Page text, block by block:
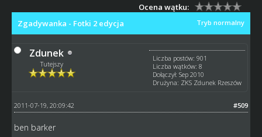
Ocena wątku:
Tryb normalny
Zgadywanka - Fotki 2 edycja
Zdunek
Tutejszy
Liczba postów: 901
Liczba wątków: 8
Dołączył: Sep 2010
Drużyna: ZKS Zdunek Rzeszów
#509
2011-07-19, 20:09:42
ben barker